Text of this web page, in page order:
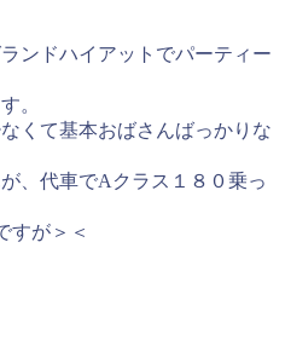
ンドハイアットでパーティー
。
くて基本おばさんばっかりな
、代車でAクラス１８０乗っ
すが＞＜